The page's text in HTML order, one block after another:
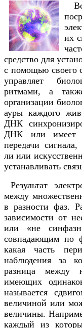
их
средство для
с помощью
управляет
ритмами, а
организации
ауры каждого
ДНК
ДНК или имеет
передачи
ли или
устанавливать
Результат
между
в разности фаз.
зависимости от
или «не
совпадающим по
какая часть
наблюдения за
разница между
имеющих
называется
величиной или
величины.
каждый из